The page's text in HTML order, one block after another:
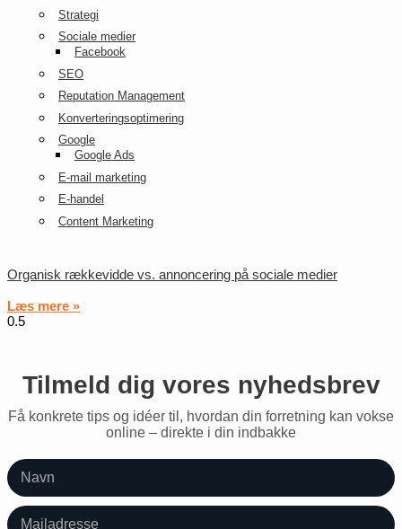
Strategi
Sociale medier
Facebook
SEO
Reputation Management
Konverteringsoptimering
Google
Google Ads
E-mail marketing
E-handel
Content Marketing
Organisk rækkevidde vs. annoncering på sociale medier
Læs mere »
Tilmeld dig vores nyhedsbrev
Få konkrete tips og idéer til, hvordan din forretning kan vokse
online – direkte i din indbakke